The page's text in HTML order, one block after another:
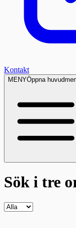
Kontakt
MENYÖppna
Sök i tre